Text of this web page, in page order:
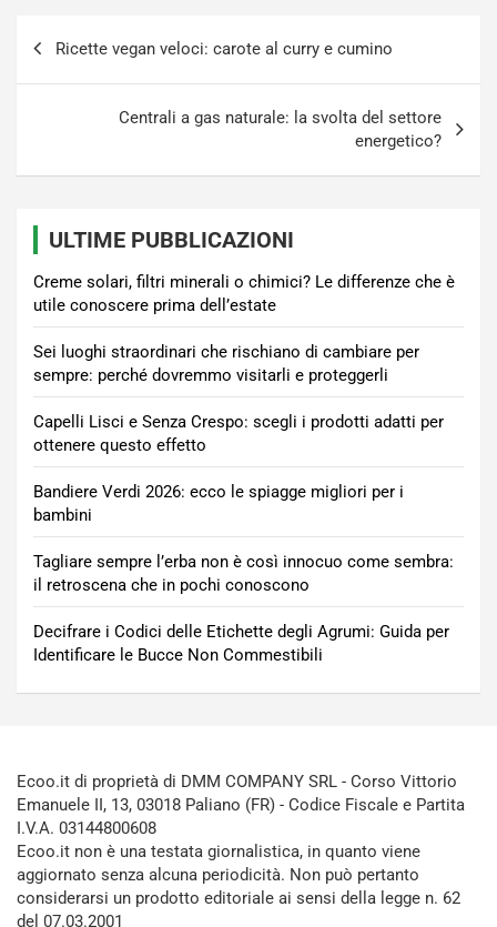
Ricette vegan veloci: carote al curry e cumino
Centrali a gas naturale: la svolta del settore
energetico?
ULTIME PUBBLICAZIONI
Creme solari, filtri minerali o chimici? Le differenze che è
utile conoscere prima dell’estate
Sei luoghi straordinari che rischiano di cambiare per
sempre: perché dovremmo visitarli e proteggerli
Capelli Lisci e Senza Crespo: scegli i prodotti adatti per
ottenere questo effetto
Bandiere Verdi 2026: ecco le spiagge migliori per i
bambini
Tagliare sempre l’erba non è così innocuo come sembra:
il retroscena che in pochi conoscono
Decifrare i Codici delle Etichette degli Agrumi: Guida per
Identificare le Bucce Non Commestibili
Ecoo.it di proprietà di DMM COMPANY SRL - Corso Vittorio
Emanuele II, 13, 03018 Paliano (FR) - Codice Fiscale e Partita
I.V.A. 03144800608
Ecoo.it non è una testata giornalistica, in quanto viene
aggiornato senza alcuna periodicità. Non può pertanto
considerarsi un prodotto editoriale ai sensi della legge n. 62
del 07.03.2001